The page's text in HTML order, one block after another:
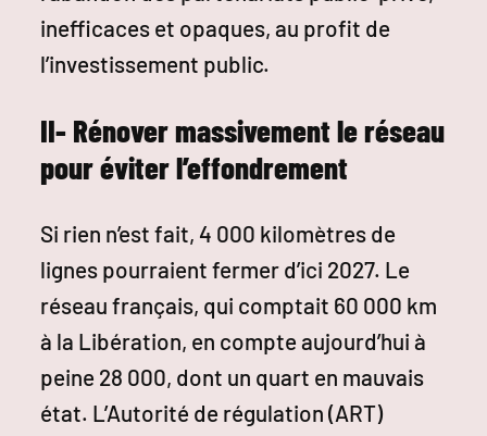
inefficaces et opaques, au profit de
l’investissement public.
II- Rénover massivement le réseau
pour éviter l’effondrement
Si rien n’est fait, 4 000 kilomètres de
lignes pourraient fermer d’ici 2027. Le
réseau français, qui comptait 60 000 km
à la Libération, en compte aujourd’hui à
peine 28 000, dont un quart en mauvais
état. L’Autorité de régulation (ART)